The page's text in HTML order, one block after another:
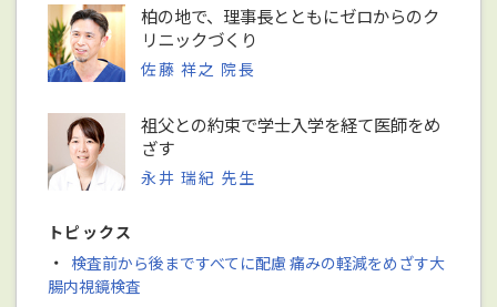
柏の地で、理事長とともにゼロからのク
リニックづくり
佐藤 祥之 院長
祖父との約束で学士入学を経て医師をめ
ざす
永井 瑞紀 先生
トピックス
・ 検査前から後まですべてに配慮 痛みの軽減をめざす大
腸内視鏡検査